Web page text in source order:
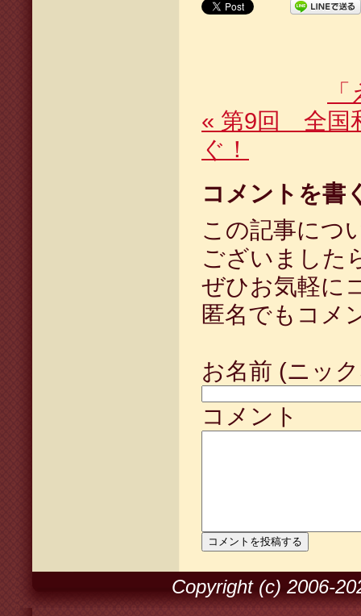
« 第9回 全国
ぐ！
コメントを書
この記事につ
ございました
ぜひお気軽に
匿名でもコメ
お名前 (ニッ
コメント
Copyright (c) 2006-